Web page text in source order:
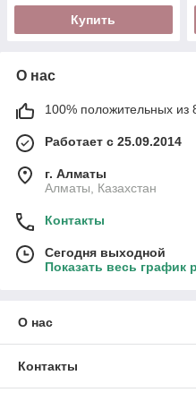
Купить
О нас
100% положительных из
Работает с 25.09.2014
г. Алматы
Алматы, Казахстан
Контакты
Сегодня выходной
Показать весь график
О нас
Контакты